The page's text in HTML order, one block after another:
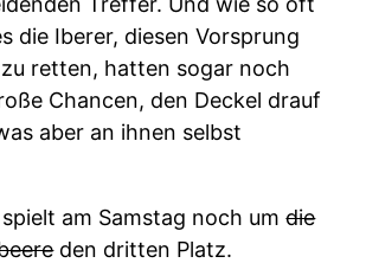
die Iberer, diesen Vorsprung
retten, hatten sogar noch
Chancen, den Deckel drauf
aber an ihnen selbst
am Samstag noch umdie
den dritten Platz.